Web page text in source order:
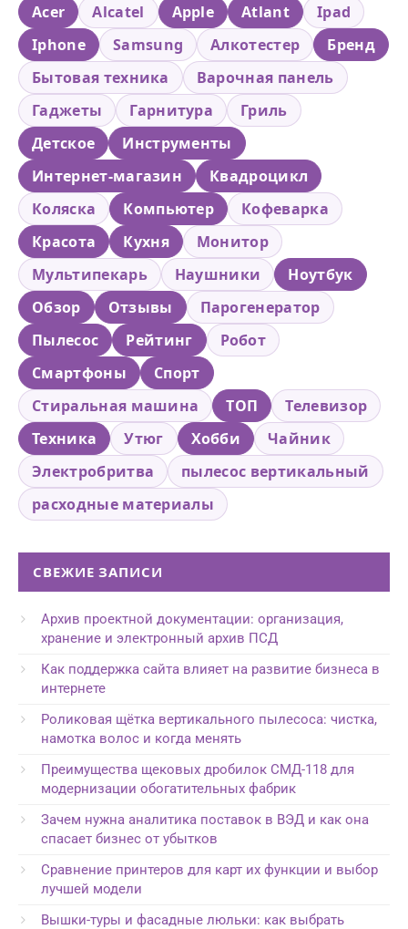
Acer Alcatel Apple Atlant
Ipad
Iphone
Samsung Алкотестер
Бренд
Бытовая техника
Варочная панель
Гаджеты
Гарнитура
Гриль
Детское
Инструменты
Интернет-магазин
Квадроцикл
Коляска
Компьютер
Кофеварка
Красота
Кухня
Монитор
Мультипекарь
Наушники
Ноутбук
Обзор
Отзывы
Парогенератор
Пылесос
Рейтинг
Робот
Смартфоны
Спорт
Стиральная машина
ТОП
Телевизор
Техника
Утюг Хобби
Чайник
Электробритва
пылесос вертикальный
расходные материалы
СВЕЖИЕ ЗАПИСИ
Архив проектной документации: организация,
хранение и электронный архив ПСД
Как поддержка сайта влияет на развитие бизнеса в
интернете
Роликовая щётка вертикального пылесоса: чистка,
намотка волос и когда менять
Преимущества щековых дробилок СМД-118 для
модернизации обогатительных фабрик
Зачем нужна аналитика поставок в ВЭД и как она
спасает бизнес от убытков
Сравнение принтеров для карт их функции и выбор
лучшей модели
Вышки-туры и фасадные люльки: как выбрать